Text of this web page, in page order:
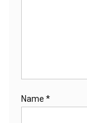
Name *